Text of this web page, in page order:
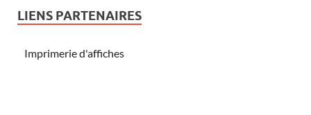
LIENS PARTENAIRES
Imprimerie d'affiches